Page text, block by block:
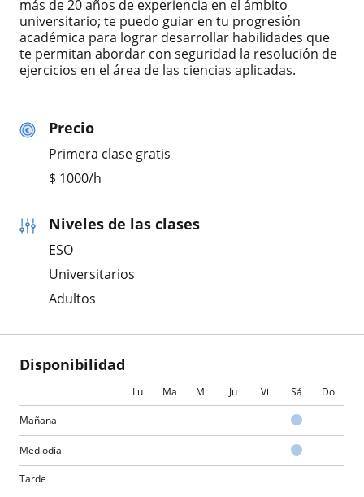
Precio
Primera clase gratis
$ 1000/h
Niveles de las clases
ESO
Universitarios
Adultos
Disponibilidad
Lu Ma Mi Ju Vi Sá Do
Mañana
Mediodía
Tarde
más de 20 años de experiencia en el ámbito
universitario; te puedo guiar en tu progresión
académica para lograr desarrollar habilidades que
te permitan abordar con seguridad la resolución de
ejercicios en el área de las ciencias aplicadas.